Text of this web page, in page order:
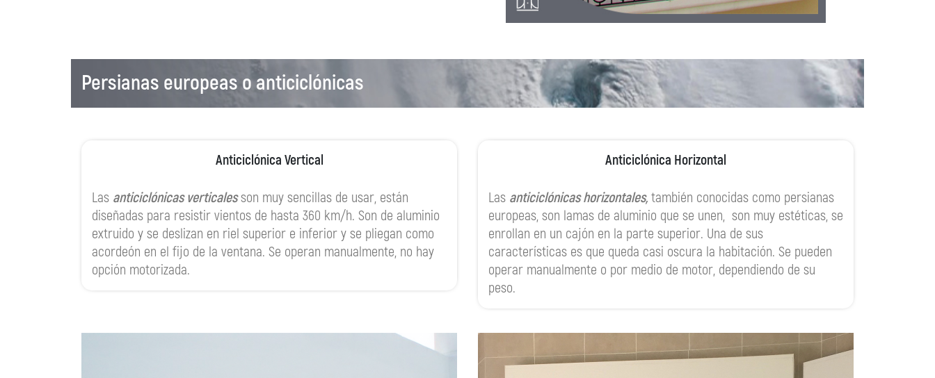
Persianas europeas o anticiclónicas
Anticiclónica Vertical
Las anticiclónicas verticalesson muy sencillas de usar, están
diseñadas para resistir vientos de hasta 360 km/h. Son de aluminio
extruido y se deslizan en riel superior e inferior y se pliegan como
acordeón en el fijo de la ventana. Se operan manualmente, no hay
opción motorizada.
Anticiclónica Horizontal
Las anticiclónicas horizontales, también conocidas como persianas
europeas, son lamas de aluminio que se unen, son muy estéticas, se
enrollan en un cajón en la parte superior. Una de sus
características es que queda casi oscura la habitación. Se pueden
operar manualmente o por medio de motor, dependiendo de su
peso.